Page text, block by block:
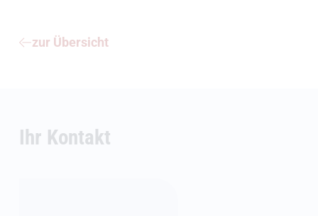
zur Übersicht
Ihr Kontakt